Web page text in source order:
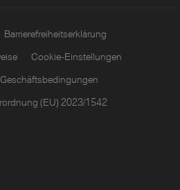
Barrierefreiheitserklärung
Cookie-Einstellungen
(EU) 2023/1542